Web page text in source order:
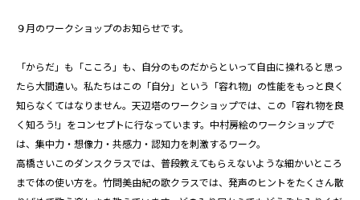
９月のワークショップのお知らせです。
「からだ」も「こころ」も、自分のものだからといって自由に操れると思っ
たら大間違い。私たちはこの「自分」という「容れ物」の性能をもっと良く
知らなくてはなりません。天辺塔のワークショップでは、この「容れ物を良
く知ろう!」をコンセプトに行なっています。中村房絵のワークショップで
は、集中力・想像力・共感力・認知力を刺激するワーク。
高橋さいこのダンスクラスでは、普段教えてもらえないような細かいところ
まで体の使い方を。竹問美由紀の歌クラスでは、発声のヒントをたくさん散